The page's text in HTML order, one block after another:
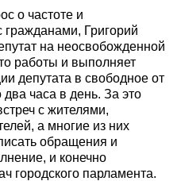
о частоте и
гражданами, Григорий
на неосвобожденной
работы и выполняет
депутата в свободное от
часа в день. За это
с жителями,
а многие из них
обращения и
и конечно
городского парламента.